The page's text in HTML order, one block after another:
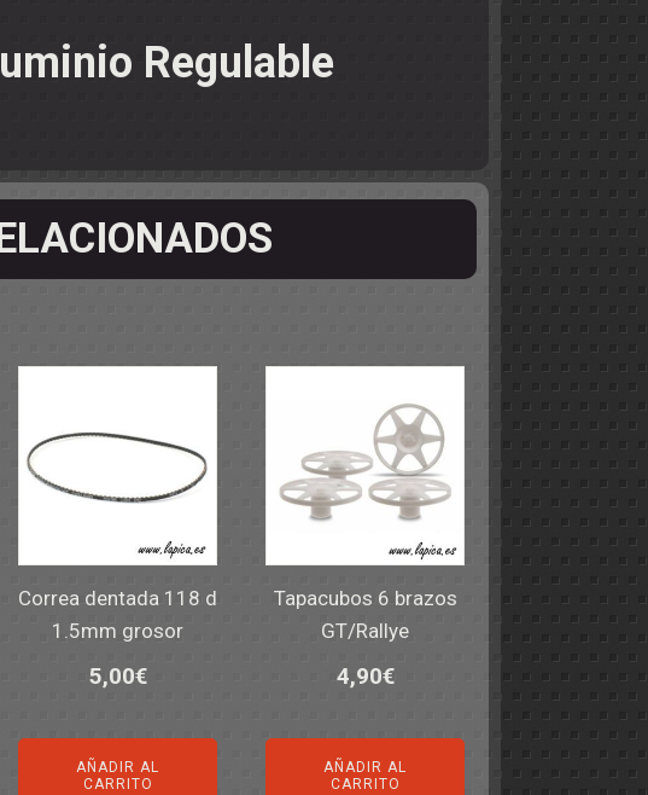
Regulable
Correa dentada 118 d
1.5mm grosor
5,00€
AÑADIR AL
CARRITO
Tapacubos 6 brazos
GT/Rallye
4,90€
AÑADIR AL
CARRITO